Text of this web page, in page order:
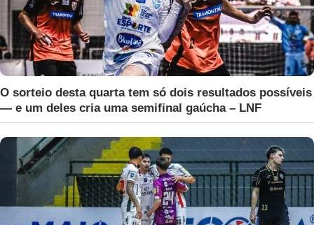
O sorteio desta quarta tem só dois resultados possíveis
— e um deles cria uma semifinal gaúcha – LNF